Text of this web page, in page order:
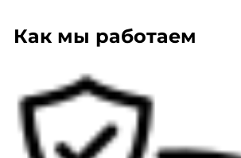
Как мы работаем